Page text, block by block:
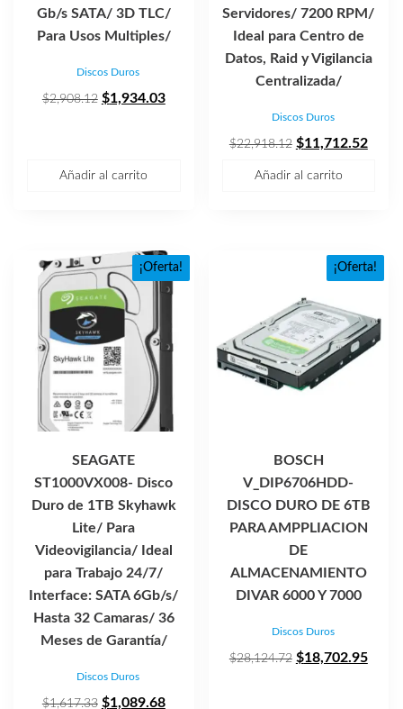
Gb/s SATA/ 3D TLC/
Para Usos Multiples/
Discos Duros
$2,908.12 El
$1,934.03El
Añadir al carrito
Servidores/ 7200 RPM/
Ideal para Centro de
Datos, Raid y Vigilancia
Centralizada/
Discos Duros
$22,918.12 El
$11,712.52El
Añadir al carrito
¡Oferta!
SEAGATE
ST1000VX008- Disco
Duro de 1TB Skyhawk
Lite/ Para
Videovigilancia/ Ideal
para Trabajo 24/7/
Interface: SATA 6Gb/s/
Hasta 32 Camaras/ 36
Meses de Garantía/
Discos Duros
$1,617.33 El
$1,089.68El
¡Oferta!
BOSCH
V_DIP6706HDD-
DISCO DURO DE 6TB
PARA AMPPLIACION
DE
ALMACENAMIENTO
DIVAR 6000 Y 7000
Discos Duros
$28,124.72 El
$18,702.95El